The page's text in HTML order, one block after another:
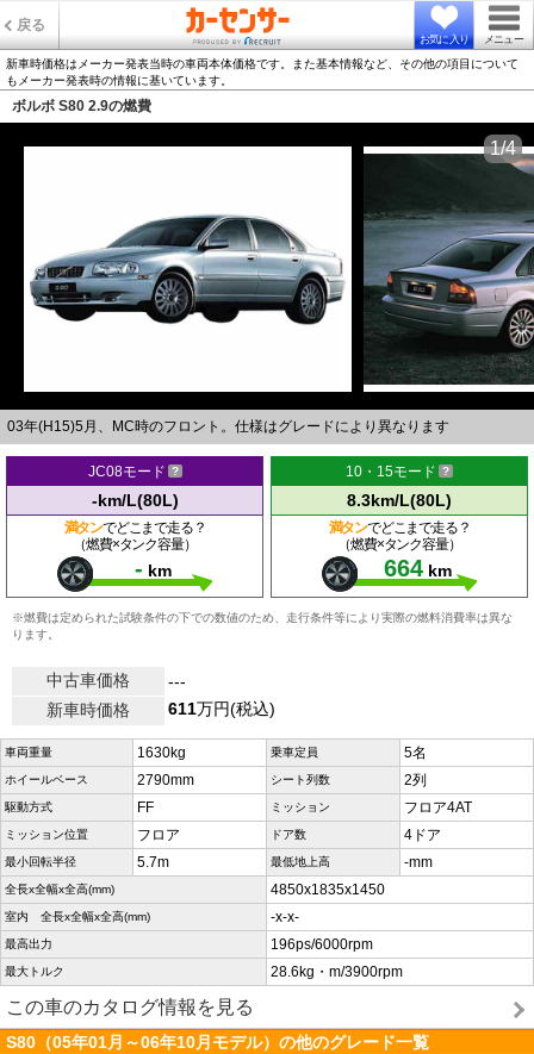
戻る
お気に入り メニュー
新車時価格はメーカー発表当時の車両本体価格です。また基本情報など、その他の項目について
もメーカー発表時の情報に基いています。
ボルボ S80 2.9の燃費
03年(H15)5月、MC時のフロント。仕様はグレードにより異なります
1/4
JC08モード
-km/L(80L)
満タンでどこまで走る？
（燃費×タンク容量）
- km
10・15モード
8.3km/L(80L)
満タンでどこまで走る？
（燃費×タンク容量）
664 km
※燃費は定められた試験条件の下での数値のため、走行条件等により実際の燃料消費率は異な
ります。
中古車価格
---
新車時価格
611万円(税込)
車両重量 1630kg 乗車定員 5名
ホイールベース 2790mm シート列数 2列
駆動方式 FF ミッション フロア4AT
ミッション位置 フロア ドア数 4ドア
最小回転半径 5.7m 最低地上高 -mm
全長x全幅x全高(mm) 4850x1835x1450
室内 全長x全幅x全高(mm) -x-x-
最高出力 196ps/6000rpm
最大トルク 28.6kg・m/3900rpm
この車のカタログ情報を見る
S80（05年01月～06年10月モデル）の他のグレード一覧